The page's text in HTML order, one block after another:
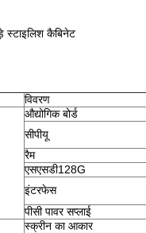
कैबिनेट
विवरण
औद्योगिक बोर्ड
सीपीयू
रैम
एसएसडी128G
इंटरफेस
पीसी पावर सप्लाई
स्क्रीन का आकार